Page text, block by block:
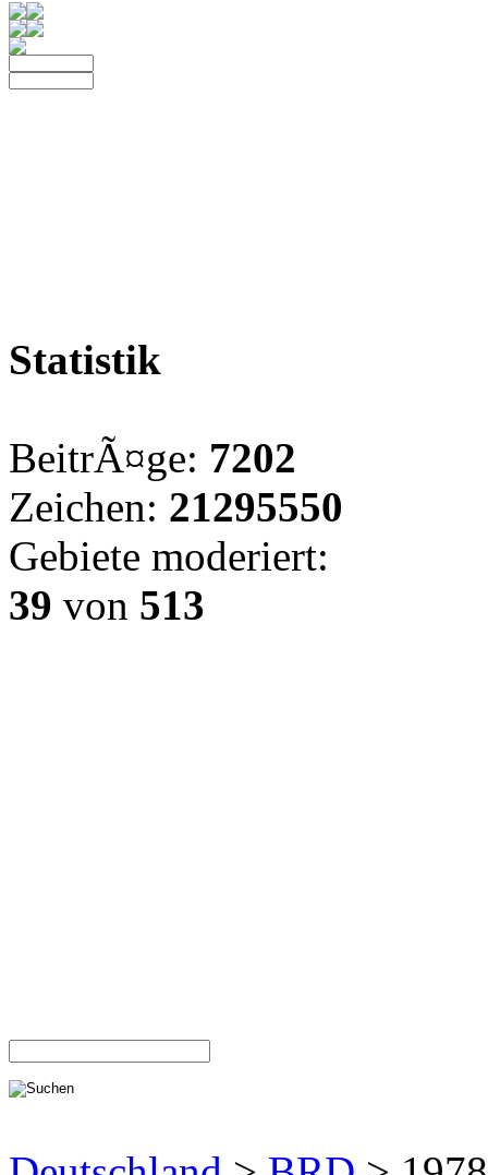
Statistik
BeitrÃ¤ge: 7202
Zeichen: 21295550
Gebiete moderiert:
39 von 513